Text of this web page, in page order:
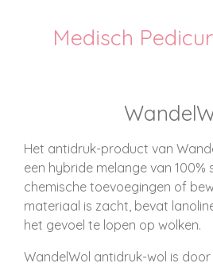
Medisch
Het antidruk-product van
een hybride melange van 100%
chemische toevoegingen of
materiaal is zacht, bevat
het gevoel te lopen op wolken.
WandelWol antidruk-wol is